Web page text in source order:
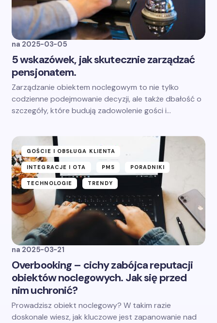
na 2025-03-05
5 wskazówek, jak skutecznie zarządzać
pensjonatem.
Zarządzanie obiektem noclegowym to nie tylko
codzienne podejmowanie decyzji, ale także dbałość o
szczegóły, które budują zadowolenie gości i…
GOŚCIE I OBSŁUGA KLIENTA
INTEGRACJE I OTA PMS PORADNIKI
TECHNOLOGIE TRENDY
na 2025-03-21
Overbooking – cichy zabójca reputacji
obiektów noclegowych. Jak się przed
nim uchronić?
Prowadzisz obiekt noclegowy? W takim razie
doskonale wiesz, jak kluczowe jest zapanowanie nad